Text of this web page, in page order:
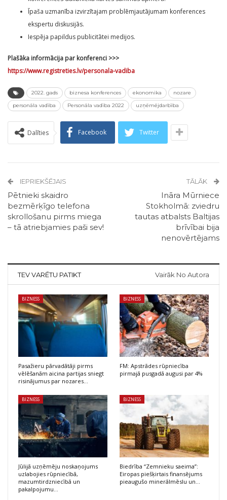
Īpaša uzmanība izvirzītajam problēmjautājumam konferences
ekspertu diskusijās.
Iespēja papildus publicitātei medijos.
Plašāka informācija par konferenci >>>
https://www.registreties.lv/personala-vadiba
2022. gads biznesa konferences ekonomika
nozare
personāla vadība
Personāla vadība 2022 uzņēmējdarbība
Dalīties Facebook Twitter
IEPRIEKŠĒJAIS
Pētnieki skaidro
bezmērķīgo telefona
skrollošanu pirms miega
– tā atriebjamies paši sev!
TĀLĀK
Ināra Mūrniece
Stokholmā: zviedru
tautas atbalsts Baltijas
brīvībai bija
nenovērtējams
TEV VARĒTU PATIKT Vairāk No Autora
BIZNESS
Pasažieru pārvadātāji pirms
vēlēšanām aicina partijas sniegt
risinājumus par nozares…
BIZNESS
FM: Apstrādes rūpniecība
pirmajā pusgadā augusi par 4%
BIZNESS
Jūlijā uzņēmēju noskaņojums
uzlabojies rūpniecībā,
mazumtirdzniecībā un
pakalpojumu…
BIZNESS
Biedrība “Zemnieku saeima”:
Eiropas piešķirtais finansējums
pieaugušo minerālmēslu un…